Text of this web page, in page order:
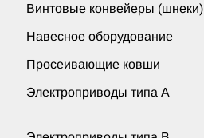
Винтовые конвейеры (шнеки)
Навесное оборудование
Просеивающие ковши
Электроприводы типа А